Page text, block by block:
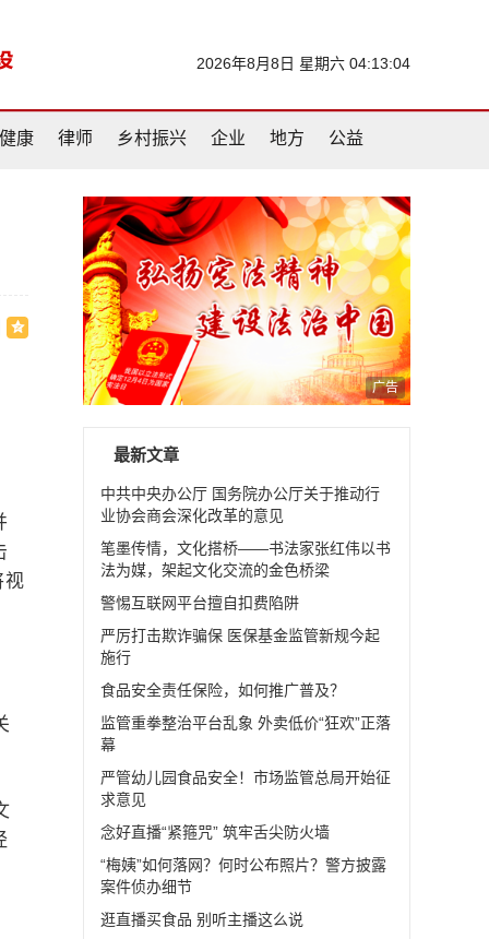
2026年8月8日 星期六 04:13:05
健康 律师 乡村振兴 企业 地方 公益
视
广告
最新文章
中共中央办公厅 国务院办公厅关于推动行
业协会商会深化改革的意见
笔墨传情，文化搭桥——书法家张红伟以书
法为媒，架起文化交流的金色桥梁
警惕互联网平台擅自扣费陷阱
严厉打击欺诈骗保 医保基金监管新规今起
施行
食品安全责任保险，如何推广普及？
监管重拳整治平台乱象 外卖低价“狂欢”正落
幕
严管幼儿园食品安全！市场监管总局开始征
求意见
念好直播“紧箍咒” 筑牢舌尖防火墙
“梅姨”如何落网？何时公布照片？警方披露
案件侦办细节
逛直播买食品 别听主播这么说